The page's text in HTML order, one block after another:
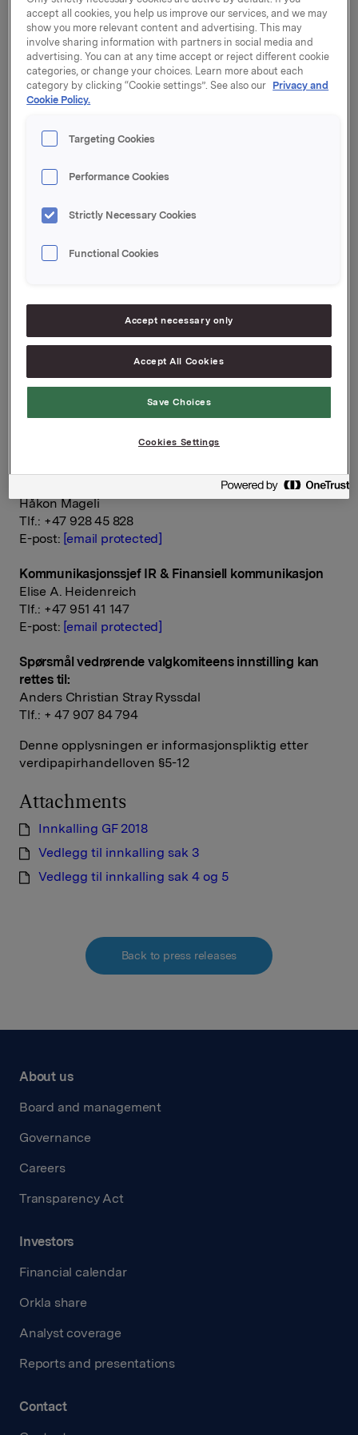
12. april 2018 kl. 15.00.
Frist for påmelding er 9. april 2018 kl. 15.00 (norsk tid).
Innkalling til generalforsamlingen, inklusive vedlegg,
følger vedlagt.
aksjonærer med kjent adresse. Ønskes en trykt utgave
av vedlegg til innkallingen, kan disse bestilles på
Orklas nettsider.
opplysninger om aksjeeiers rettigheter er tilgjengelige
Generalforsamlingen holdes på norsk med
webcast på www.orkla.no.
generalforsamling i Ingeniørenes Hus, hvoretter det
blir en enkel servering.
Oslo, 22. mars 2018
Konserndirektør Kommunikasjon & Corporate Affairs
Håkon Mageli
Tlf.: +47 928 45 828
E-post: [email protected]
Kommunikasjonssjef IR & Finansiell kommunikasjon
Elise A. Heidenreich
Tlf.: +47 951 41 147
E-post: [email protected]
Spørsmål vedrørende valgkomiteens innstilling kan
rettes til:
Anders Christian Stray Ryssdal
Tlf.: + 47 907 84 794
Denne opplysningen er informasjonspliktig etter
verdipapirhandelloven §5-12
Attachments
Innkalling GF 2018
Vedlegg til innkalling sak 3
Vedlegg til innkalling sak 4 og 5
Back to press releases
About us
Board and management
Governance
Careers
Transparency Act
Investors
Financial calendar
Orkla share
Analyst coverage
Reports and presentations
Contact
accept all cookies, you help us improve our services, and we may
show you more relevant content and advertising. This may
involve sharing information with partners in social media and
advertising. You can at any time accept or reject different cookie
categories, or change your choices. Learn more about each
category by clicking “Cookie settings”. See also our Privacy and
Cookie Policy.
Targeting Cookies
Performance Cookies
Strictly Necessary Cookies
Functional Cookies
Accept necessary only
Accept All Cookies
Save Choices
Cookies Settings